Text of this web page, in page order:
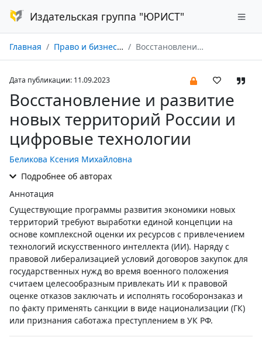
Издательская группа "ЮРИСТ"
Главная Право и бизнес № 03/2023 Восстановление и развитие новых территорий России и цифровые технологии
Дата публикации: 11.09.2023
Восстановление и развитие
новых территорий России и
цифровые технологии
Беликова Ксения Михайловна
Подробнее об авторах
Аннотация
Существующие программы развития экономики новых
территорий требуют выработки единой концепции на
основе комплексной оценки их ресурсов с привлечением
технологий искусственного интеллекта (ИИ). Наряду с
правовой либерализацией условий договоров закупок для
государственных нужд во время военного положения
считаем целесообразным привлекать ИИ к правовой
оценке отказов заключать и исполнять гособоронзаказ и
по факту применять санкции в виде национализации (ГК)
или признания саботажа преступлением в УК РФ.